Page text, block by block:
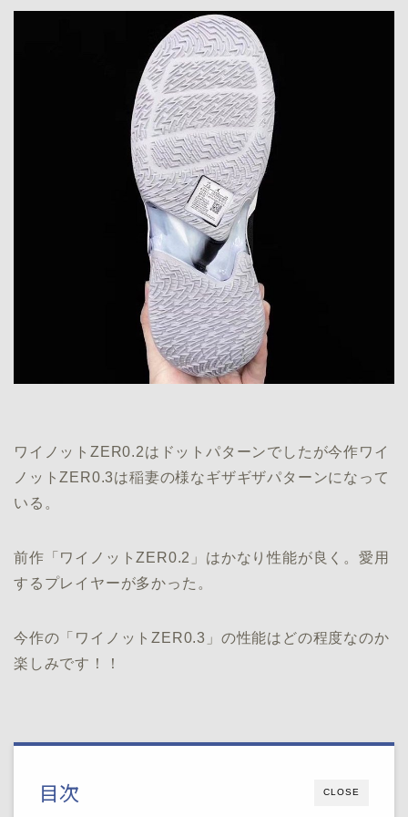
ワイノットZER0.2はドットパターンでしたが今作ワイ
ノットZER0.3は稲妻の様なギザギザパターンになって
いる。
前作「ワイノットZER0.2」はかなり性能が良く。愛用
するプレイヤーが多かった。
今作の「ワイノットZER0.3」の性能はどの程度なのか
楽しみです！！
CLOSE
目次